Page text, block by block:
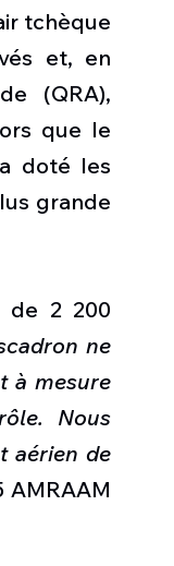
tchèque
et, en
(QRA),
que le
doté les
grande
de 2 200
ne
à mesure
Nous
aérien de
AMRAAM